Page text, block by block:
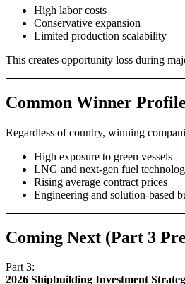
High labor costs
Conservative expansion
Limited production scalability
This creates opportunity loss during
Common Winner Profile
Regardless of country, winning
High exposure to green vessels
LNG and next-gen fuel
Rising average contract prices
Engineering and solution-based
Coming Next (Part 3
Part 3:
2026 Shipbuilding Investment